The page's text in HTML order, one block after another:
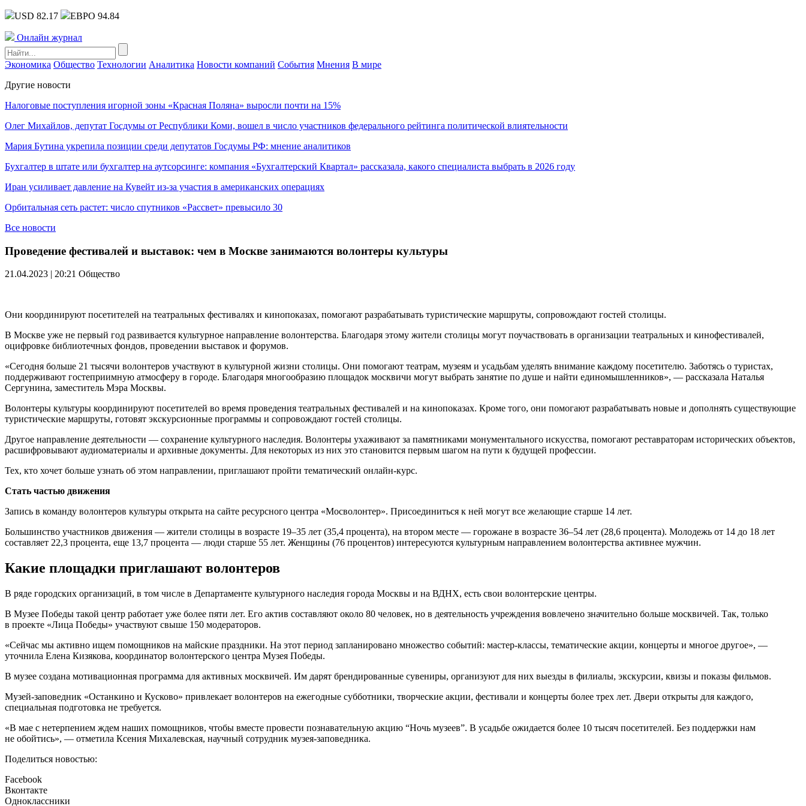
USD 82.17 ЕВРО 94.84
Онлайн журнал
Экономика Общество Технологии Аналитика Новости компаний События Мнения В мире
Другие новости
Налоговые поступления игорной зоны «Красная Поляна» выросли почти на 15%
Олег Михайлов, депутат Госдумы от Республики Коми, вошел в число участников федерального рейтинга политической влиятельности
Мария Бутина укрепила позиции среди депутатов Госдумы РФ: мнение аналитиков
Бухгалтер в штате или бухгалтер на аутсорсинге: компания «Бухгалтерский Квартал» рассказала, какого специалиста выбрать в 2026 году
Иран усиливает давление на Кувейт из-за участия в американских операциях
Орбитальная сеть растет: число спутников «Рассвет» превысило 30
Все новости
Проведение фестивалей и выставок: чем в Москве занимаются волонтеры культуры
21.04.2023 | 20:21 Общество
Они координируют посетителей на театральных фестивалях и кинопоказах, помогают разрабатывать туристические маршруты, сопровождают гостей столицы.
В Москве уже не первый год развивается культурное направление волонтерства. Благодаря этому жители столицы могут поучаствовать в организации театральных и кинофестивалей,
оцифровке библиотечных фондов, проведении выставок и форумов.
«Сегодня больше 21 тысячи волонтеров участвуют в культурной жизни столицы. Они помогают театрам, музеям и усадьбам уделять внимание каждому посетителю. Заботясь о туристах,
поддерживают гостеприимную атмосферу в городе. Благодаря многообразию площадок москвичи могут выбрать занятие по душе и найти единомышленников», — рассказала Наталья
Сергунина, заместитель Мэра Москвы.
Волонтеры культуры координируют посетителей во время проведения театральных фестивалей и на кинопоказах. Кроме того, они помогают разрабатывать новые и дополнять существующие
туристические маршруты, готовят экскурсионные программы и сопровождают гостей столицы.
Другое направление деятельности — сохранение культурного наследия. Волонтеры ухаживают за памятниками монументального искусства, помогают реставраторам исторических объектов,
расшифровывают аудиоматериалы и архивные документы. Для некоторых из них это становится первым шагом на пути к будущей профессии.
Тех, кто хочет больше узнать об этом направлении, приглашают пройти тематический онлайн-курс.
Стать частью движения
Запись в команду волонтеров культуры открыта на сайте ресурсного центра «Мосволонтер». Присоединиться к ней могут все желающие старше 14 лет.
Большинство участников движения — жители столицы в возрасте 19–35 лет (35,4 процента), на втором месте — горожане в возрасте 36–54 лет (28,6 процента). Молодежь от 14 до 18 лет
составляет 22,3 процента, еще 13,7 процента — люди старше 55 лет. Женщины (76 процентов) интересуются культурным направлением волонтерства активнее мужчин.
Какие площадки приглашают волонтеров
В ряде городских организаций, в том числе в Департаменте культурного наследия города Москвы и на ВДНХ, есть свои волонтерские центры.
В Музее Победы такой центр работает уже более пяти лет. Его актив составляют около 80 человек, но в деятельность учреждения вовлечено значительно больше москвичей. Так, только
в проекте «Лица Победы» участвуют свыше 150 модераторов.
«Сейчас мы активно ищем помощников на майские праздники. На этот период запланировано множество событий: мастер-классы, тематические акции, концерты и многое другое», —
уточнила Елена Кизякова, координатор волонтерского центра Музея Победы.
В музее создана мотивационная программа для активных москвичей. Им дарят брендированные сувениры, организуют для них выезды в филиалы, экскурсии, квизы и показы фильмов.
Музей-заповедник «Останкино и Кусково» привлекает волонтеров на ежегодные субботники, творческие акции, фестивали и концерты более трех лет. Двери открыты для каждого,
специальная подготовка не требуется.
«В мае с нетерпением ждем наших помощников, чтобы вместе провести познавательную акцию “Ночь музеев”. В усадьбе ожидается более 10 тысяч посетителей. Без поддержки нам
не обойтись», — отметила Ксения Михалевская, научный сотрудник музея-заповедника.
Поделиться новостью:
Facebook
Вконтакте
Одноклассники